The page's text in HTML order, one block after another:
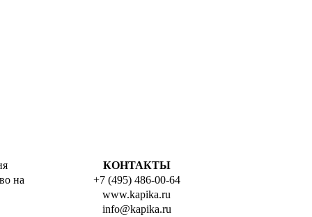
на
КОНТАКТЫ
+7 (495) 486-00-64
www.kapika.ru
info@kapika.ru